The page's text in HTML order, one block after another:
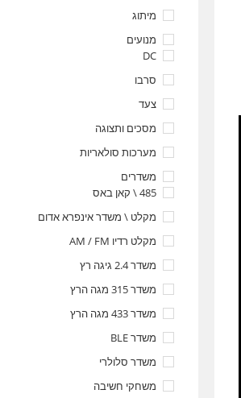
מיתוג
מנועים
DC
סרבו
צעד
מסכים ותצוגה
מערכות סולאריות
משדרים
485 \ קאן באס
מקלט \ משדר אינפרא אדום
מקלט רדיו AM / FM
משדר 2.4 גיגה רץ
משדר 315 מגה הרץ
משדר 433 מגה הרץ
משדר BLE
משדר סלולרי
משחקי חשיבה